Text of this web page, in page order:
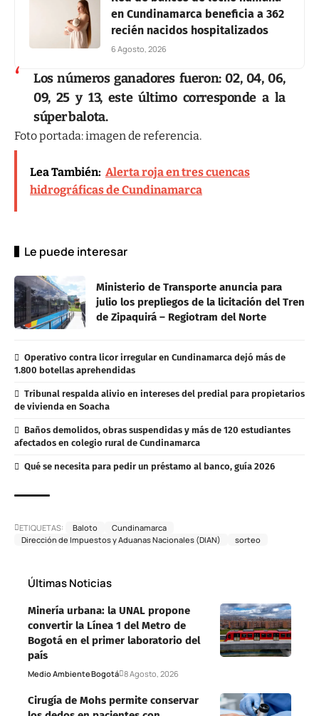
en Cundinamarca beneficia a 362
recién nacidos hospitalizados
6 Agosto, 2026
Los números ganadores fueron: 02, 04, 06,
09, 25 y 13, este último corresponde a la
súper balota.
Foto portada: imagen de referencia.
Lea También: Alerta roja en tres cuencas
hidrográficas de Cundinamarca
Le puede interesar
Ministerio de Transporte anuncia para
julio los prepliegos de la licitación del Tren
de Zipaquirá – Regiotram del Norte
Operativo contra licor irregular en Cundinamarca dejó más de
1.800 botellas aprehendidas
Tribunal respalda alivio en intereses del predial para propietarios
de vivienda en Soacha
Baños demolidos, obras suspendidas y más de 120 estudiantes
afectados en colegio rural de Cundinamarca
Qué se necesita para pedir un préstamo al banco, guía 2026
ETIQUETAS: Baloto
Cundinamarca
Dirección de Impuestos y Aduanas Nacionales (DIAN)
sorteo
Últimas Noticias
Minería urbana: la UNAL propone
convertir la Línea 1 del Metro de
Bogotá en el primer laboratorio del
país
Medio AmbienteBogotá 8 Agosto, 2026
Cirugía de Mohs permite conservar